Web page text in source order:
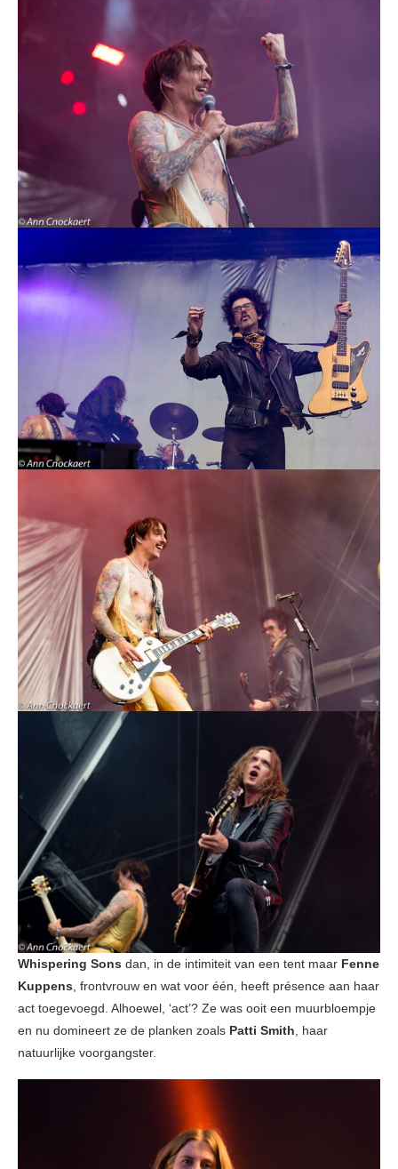
Whispering Sons dan, in de intimiteit van een tent maar Fenne
Kuppens, frontvrouw en wat voor één, heeft présence aan haar
act toegevoegd. Alhoewel, ‘act’? Ze was ooit een muurbloempje
en nu domineert ze de planken zoals Patti Smith, haar
natuurlijke voorgangster.